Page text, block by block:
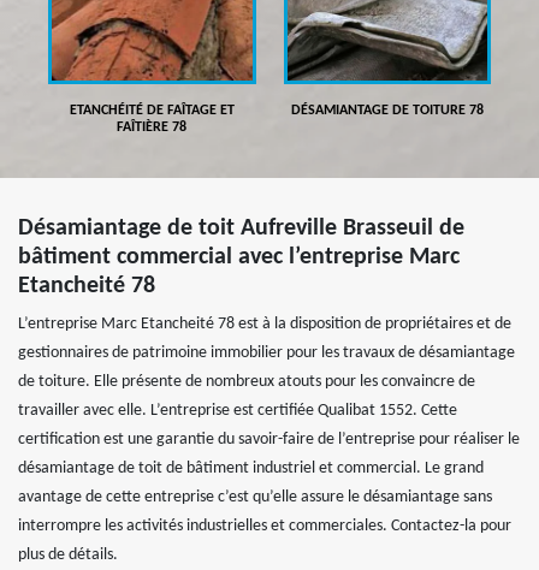
ETANCHÉITÉ DE FAÎTAGE ET
FAÎTIÈRE 78
DÉSAMIANTAGE DE TOITURE 78
Désamiantage de toit Aufreville Brasseuil de
bâtiment commercial avec l’entreprise Marc
Etancheité 78
L’entreprise Marc Etancheité 78 est à la disposition de propriétaires et de
gestionnaires de patrimoine immobilier pour les travaux de désamiantage
de toiture. Elle présente de nombreux atouts pour les convaincre de
travailler avec elle. L’entreprise est certifiée Qualibat 1552. Cette
certification est une garantie du savoir-faire de l’entreprise pour réaliser le
désamiantage de toit de bâtiment industriel et commercial. Le grand
avantage de cette entreprise c’est qu’elle assure le désamiantage sans
interrompre les activités industrielles et commerciales. Contactez-la pour
plus de détails.